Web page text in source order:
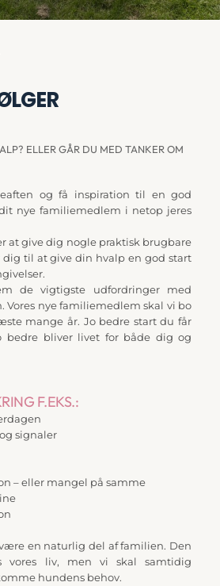
ELLER GÅR DU MED TANKER OM
og få inspiration til en god
nye familiemedlem i netop jeres
at give dig nogle praktisk brugbare
til at give din hvalp en god start
de vigtigste udfordringer med
Vores nye familiemedlem skal vi bo
mange år. Jo bedre start du får
bedre bliver livet for både dig og
F.EKS.:
signaler
– eller mangel på samme
en naturlig del af familien. Den
vores liv, men vi skal samtidig
hundens behov.